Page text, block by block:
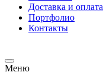
Доставка и оплата
Портфолио
Контакты
Меню